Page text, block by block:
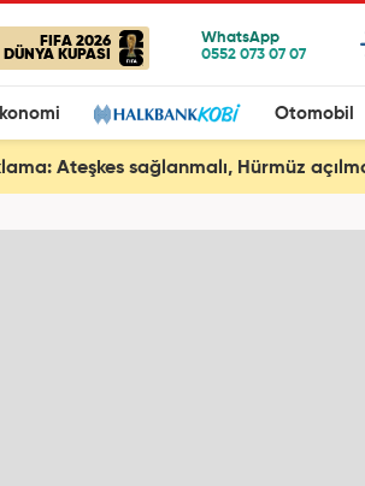
FIFA 2026
DÜNYA KUPASI
Otomobil
Ateşkes sağlanmalı, Hürmüz